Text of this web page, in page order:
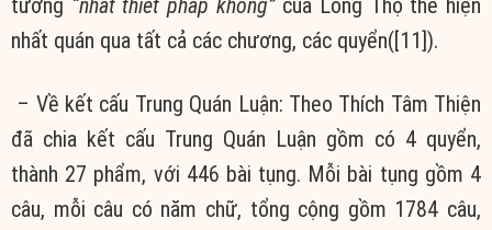
tưởng “nhất thiết pháp không”của Long Thọ thể hiện
nhất quán qua tất cả các chương, các quyển([11]).
– Về kết cấu Trung Quán Luận: Theo Thích Tâm Thiện
đã chia kết cấu Trung Quán Luận gồm có 4 quyển,
thành 27 phẩm, với 446 bài tụng. Mỗi bài tụng gồm 4
câu, mỗi câu có năm chữ, tổng cộng gồm 1784 câu,